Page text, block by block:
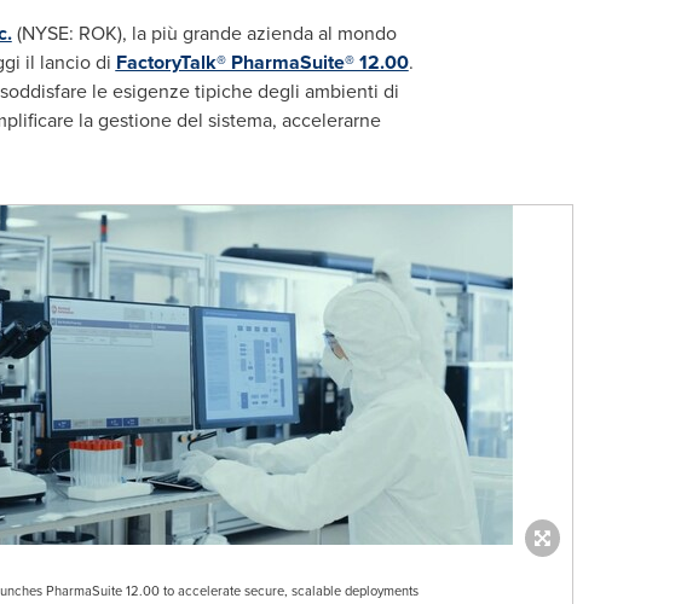
(NYSE: ROK), la più grande azienda al mondo
il lancio di FactoryTalk® PharmaSuite® 12.00.
le esigenze tipiche degli ambienti di
la gestione del sistema, accelerarne
PharmaSuite 12.00 to accelerate secure, scalable deployments